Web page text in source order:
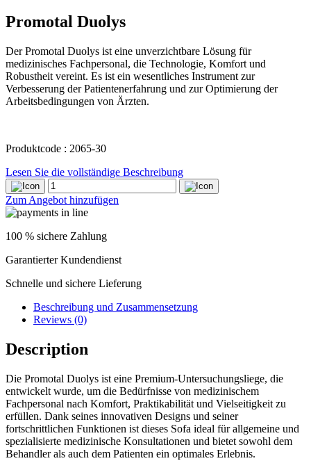
Promotal Duolys
Der Promotal Duolys ist eine unverzichtbare Lösung für
medizinisches Fachpersonal, die Technologie, Komfort und
Robustheit vereint. Es ist ein wesentliches Instrument zur
Verbesserung der Patientenerfahrung und zur Optimierung der
Arbeitsbedingungen von Ärzten.
Produktcode : 2065-30
Lesen Sie die vollständige Beschreibung
Promotal
Duolys
quantity
Zum Angebot hinzufügen
100 % sichere Zahlung
Garantierter Kundendienst
Schnelle und sichere Lieferung
Beschreibung und Zusammensetzung
Reviews (0)
Description
Die Promotal Duolys ist eine Premium-Untersuchungsliege, die
entwickelt wurde, um die Bedürfnisse von medizinischem
Fachpersonal nach Komfort, Praktikabilität und Vielseitigkeit zu
erfüllen. Dank seines innovativen Designs und seiner
fortschrittlichen Funktionen ist dieses Sofa ideal für allgemeine und
spezialisierte medizinische Konsultationen und bietet sowohl dem
Behandler als auch dem Patienten ein optimales Erlebnis.